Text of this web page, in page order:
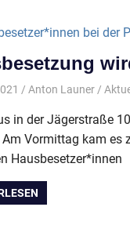
Anton Launer
in der Jägerstraße
Vormittag kam es
Hausbesetzer*innen